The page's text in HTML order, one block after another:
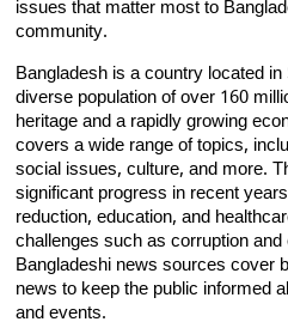
issues that matter most to
community.
Bangladesh is a country located
diverse population of over 160
heritage and a rapidly growing
covers a wide range of topics,
social issues, culture, and more.
significant progress in recent
reduction, education, and
challenges such as corruption
Bangladeshi news sources cover
news to keep the public informed
and events.